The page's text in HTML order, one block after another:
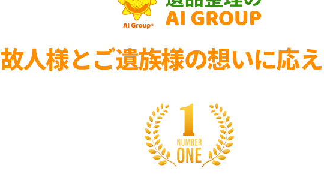
故人様とご遺族様の想いに応